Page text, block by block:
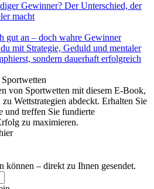
Gewinner? Der Unterschied, der
macht
gut an – doch wahre Gewinner
mit Strategie, Geduld und mentaler
sondern dauerhaft erfolgreich
von Sportwetten mit diesem E-Book,
Wettstrategien abdeckt. Erhalten Sie
und treffen Sie fundierte
zu maximieren.
können – direkt zu Ihnen gesendet.